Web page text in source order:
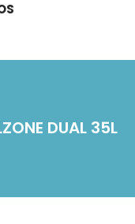
DUAL 35L